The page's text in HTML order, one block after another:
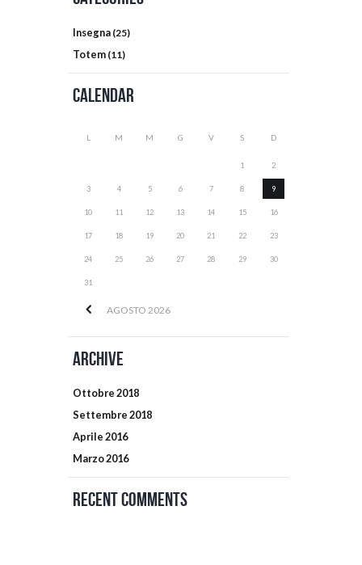
Insegna (25)
Totem (11)
Calendar
AGOSTO 2026
L M M G V S D
1 2
3 4 5 6 7 8 9
10 11 12 13 14 15 16
17 18 19 20 21 22 23
24 25 26 27 28 29 30
31
Archive
Ottobre2018
Settembre2018
Aprile2016
Marzo2016
Recent Comments